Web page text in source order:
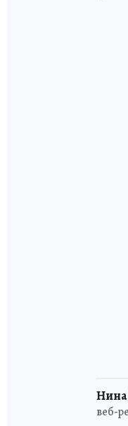
веб-